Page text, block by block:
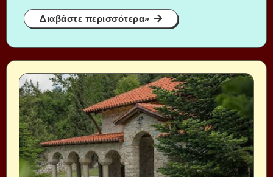
Διαβάστε περισσότερα»